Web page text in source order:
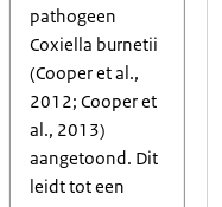
pathogeen
Coxiella burnetii
(Cooper et al.,
2012; Cooper et
al., 2013)
aangetoond. Dit
leidt tot een